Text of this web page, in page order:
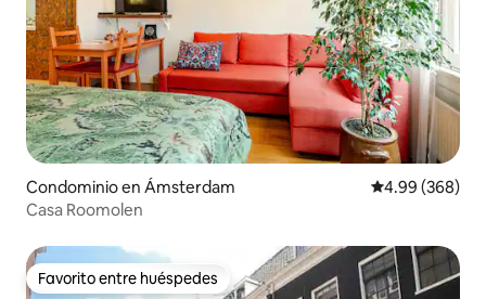
Condominio en Ámsterdam Calificación
4.99 (368)
Casa Roomolen
Favorito entre huéspedes
Favorito entre huéspedes